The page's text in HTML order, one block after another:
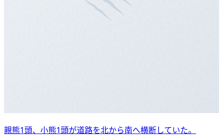
親熊1頭、小熊1頭が道路を北から南へ横断していた。